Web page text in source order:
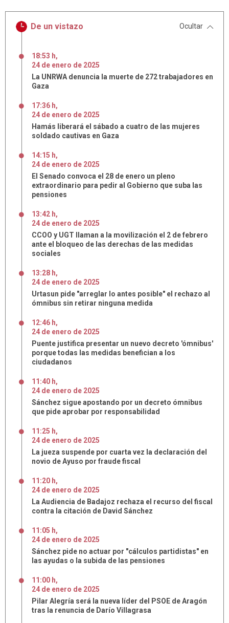
De un vistazo Ocultar
18:53 h,
24 de enero de 2025
La UNRWA denuncia la muerte de 272 trabajadores en
Gaza
17:36 h,
24 de enero de 2025
Hamás liberará el sábado a cuatro de las mujeres
soldado cautivas en Gaza
14:15 h,
24 de enero de 2025
El Senado convoca el 28 de enero un pleno
extraordinario para pedir al Gobierno que suba las
pensiones
13:42 h,
24 de enero de 2025
CCOO y UGT llaman a la movilización el 2 de febrero
ante el bloqueo de las derechas de las medidas
sociales
13:28 h,
24 de enero de 2025
Urtasun pide "arreglar lo antes posible" el rechazo al
ómnibus sin retirar ninguna medida
12:46 h,
24 de enero de 2025
Puente justifica presentar un nuevo decreto 'ómnibus'
porque todas las medidas benefician a los
ciudadanos
11:40 h,
24 de enero de 2025
Sánchez sigue apostando por un decreto ómnibus
que pide aprobar por responsabilidad
11:25 h,
24 de enero de 2025
La jueza suspende por cuarta vez la declaración del
novio de Ayuso por fraude fiscal
11:20 h,
24 de enero de 2025
La Audiencia de Badajoz rechaza el recurso del fiscal
contra la citación de David Sánchez
11:05 h,
24 de enero de 2025
Sánchez pide no actuar por "cálculos partidistas" en
las ayudas o la subida de las pensiones
11:00 h,
24 de enero de 2025
Pilar Alegría será la nueva líder del PSOE de Aragón
tras la renuncia de Darío Villagrasa